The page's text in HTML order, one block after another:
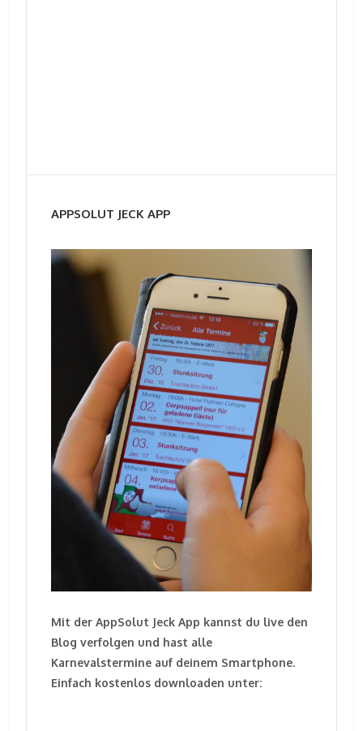
APPSOLUT JECK APP
Mit der AppSolut Jeck App kannst du live den
Blog verfolgen und hast alle
Karnevalstermine auf deinem Smartphone.
Einfach kostenlos downloaden unter: